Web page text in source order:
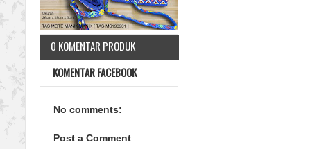
0 KOMENTAR PRODUK
KOMENTAR FACEBOOK
No comments:
Post a Comment